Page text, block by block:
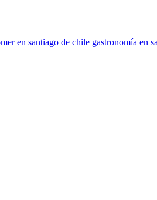
en santiago de chile gastronomía en